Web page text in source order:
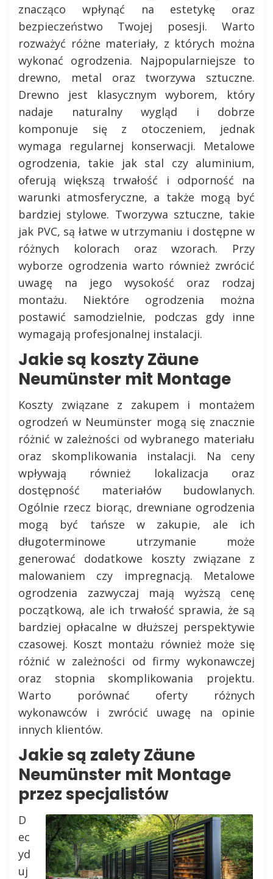
znacząco wpłynąć na estetykę oraz
bezpieczeństwo Twojej posesji. Warto
rozważyć różne materiały, z których można
wykonać ogrodzenia. Najpopularniejsze to
drewno, metal oraz tworzywa sztuczne.
Drewno jest klasycznym wyborem, który
nadaje naturalny wygląd i dobrze
komponuje się z otoczeniem, jednak
wymaga regularnej konserwacji. Metalowe
ogrodzenia, takie jak stal czy aluminium,
oferują większą trwałość i odporność na
warunki atmosferyczne, a także mogą być
bardziej stylowe. Tworzywa sztuczne, takie
jak PVC, są łatwe w utrzymaniu i dostępne w
różnych kolorach oraz wzorach. Przy
wyborze ogrodzenia warto również zwrócić
uwagę na jego wysokość oraz rodzaj
montażu. Niektóre ogrodzenia można
postawić samodzielnie, podczas gdy inne
wymagają profesjonalnej instalacji.
Jakie są koszty Zäune
Neumünster mit Montage
Koszty związane z zakupem i montażem
ogrodzeń w Neumünster mogą się znacznie
różnić w zależności od wybranego materiału
oraz skomplikowania instalacji. Na ceny
wpływają również lokalizacja oraz
dostępność materiałów budowlanych.
Ogólnie rzecz biorąc, drewniane ogrodzenia
mogą być tańsze w zakupie, ale ich
długoterminowe utrzymanie może
generować dodatkowe koszty związane z
malowaniem czy impregnacją. Metalowe
ogrodzenia zazwyczaj mają wyższą cenę
początkową, ale ich trwałość sprawia, że są
bardziej opłacalne w dłuższej perspektywie
czasowej. Koszt montażu również może się
różnić w zależności od firmy wykonawczej
oraz stopnia skomplikowania projektu.
Warto porównać oferty różnych
wykonawców i zwrócić uwagę na opinie
innych klientów.
Jakie są zalety Zäune
Neumünster mit Montage
przez specjalistów
D
ec
yd
uj